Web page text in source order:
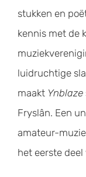
stukken en
kennis met de
luidruchtige
maakt Ynblaze
Fryslân. Een
amateur-
het eerste